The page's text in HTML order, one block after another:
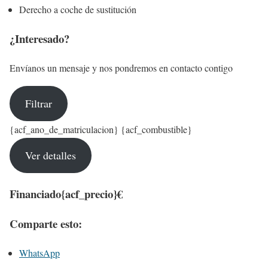
Derecho a coche de sustitución
¿Interesado?
Envíanos un mensaje y nos pondremos en contacto contigo
Filtrar
{acf_ano_de_matriculacion} {acf_combustible}
Ver detalles
Financiado{acf_precio}€
Comparte esto:
WhatsApp